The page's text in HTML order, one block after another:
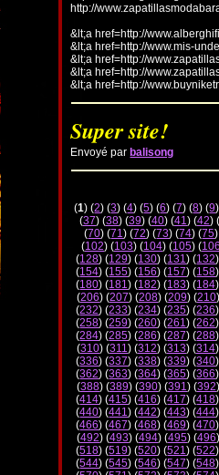
http://
&lt;a href=http://
&lt;a href=http://www.mis-
&lt;a href=http://
&lt;a href=http://
&lt;a href=http://
Super site!
Envoyé par balisong
(1) (2) (3) (4) (5) (6) (7) (8) (9
(37) (38) (39) (40) (41) (42) (
(70) (71) (72) (73) (74) (75
(102) (103) (104) (105) (106
(128) (129) (130) (131) (132
(154) (155) (156) (157) (158
(180) (181) (182) (183) (184
(206) (207) (208) (209) (210
(232) (233) (234) (235) (236
(258) (259) (260) (261) (262
(284) (285) (286) (287) (288
(310) (311) (312) (313) (314
(336) (337) (338) (339) (340
(362) (363) (364) (365) (366
(388) (389) (390) (391) (392
(414) (415) (416) (417) (418
(440) (441) (442) (443) (444
(466) (467) (468) (469) (470
(492) (493) (494) (495) (496
(518) (519) (520) (521) (522
(544) (545) (546) (547) (548